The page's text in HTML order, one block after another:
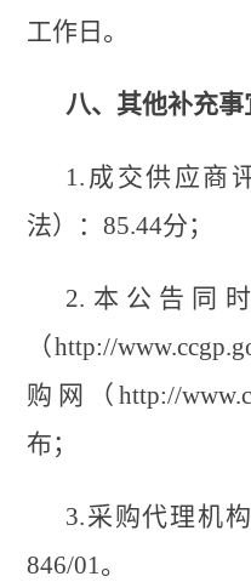
工作日。
八、其他补充事
1.成交供应商
法）：85.44分；
2.本公告同
（http://
购网（http://
布；
3.采购代理机
846/01。